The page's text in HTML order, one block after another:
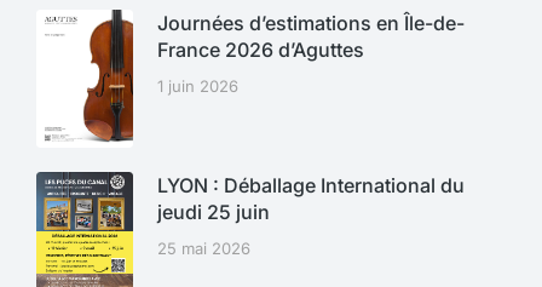
Journées d’estimations en Île-de-
France 2026 d’Aguttes
1 juin 2026
LYON : Déballage International du
jeudi 25 juin
25 mai 2026